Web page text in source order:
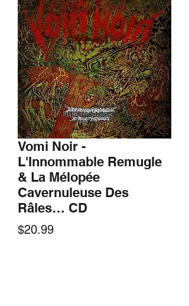
Vomi Noir -
L'Innommable Remugle
& La Mélopée
Cavernuleuse Des
Râles… CD
$20.99Price